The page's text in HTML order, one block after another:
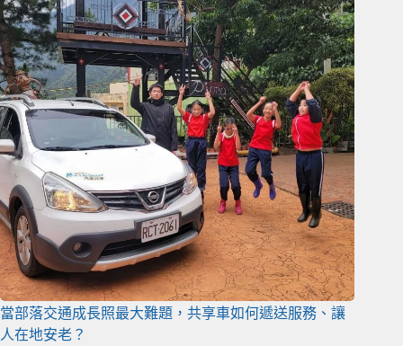
當部落交通成長照最大難題，共享車如何遞送服務、讓
人在地安老？